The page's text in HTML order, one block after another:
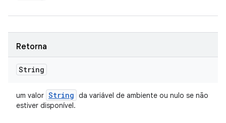
Retorna
String
um valor String da variável de ambiente ou nulo se não
estiver disponível.